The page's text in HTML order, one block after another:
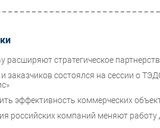
расширяют стратегическое
заказчиков состоялся на сессии о
эффективность коммерческих
российских компаний меняют